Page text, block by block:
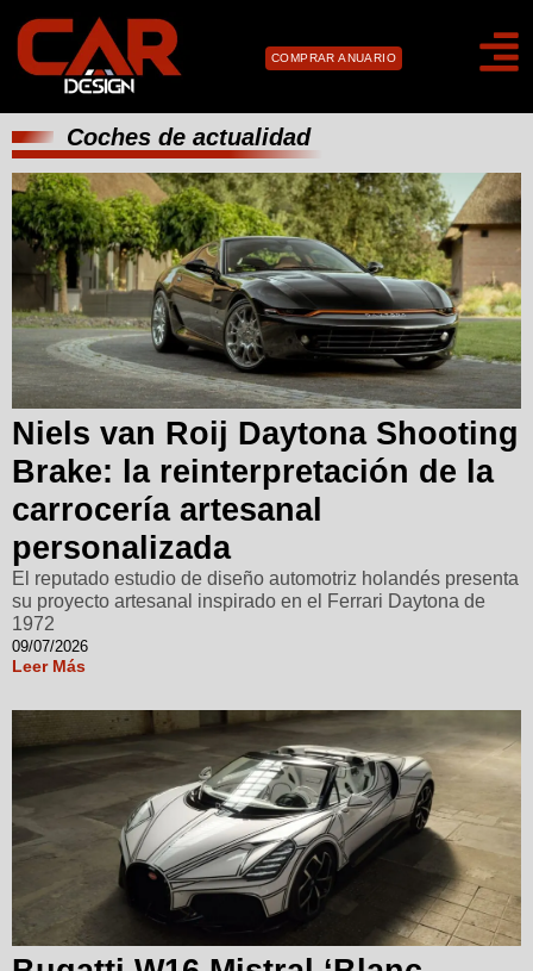
COMPRAR ANUARIO
Coches de actualidad
Niels van Roij Daytona Shooting
Brake: la reinterpretación de la
carrocería artesanal
personalizada
El reputado estudio de diseño automotriz holandés presenta
su proyecto artesanal inspirado en el Ferrari Daytona de
1972
09/07/2026
Leer Más